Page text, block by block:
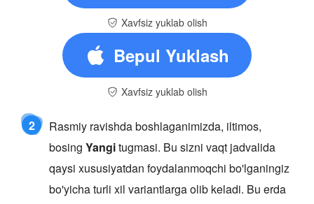
Xavfsiz yuklab olish
Bepul Yuklash
Xavfsiz yuklab olish
2
Rasmiy ravishda boshlaganimizda, iltimos,
bosing Yangitugmasi. Bu sizni vaqt jadvalida
qaysi xususiyatdan foydalanmoqchi bo'lganingiz
bo'yicha turli xil variantlarga olib keladi. Bu erda